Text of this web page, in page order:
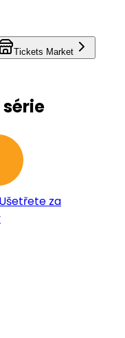
Tickets Market
Ušetřete za